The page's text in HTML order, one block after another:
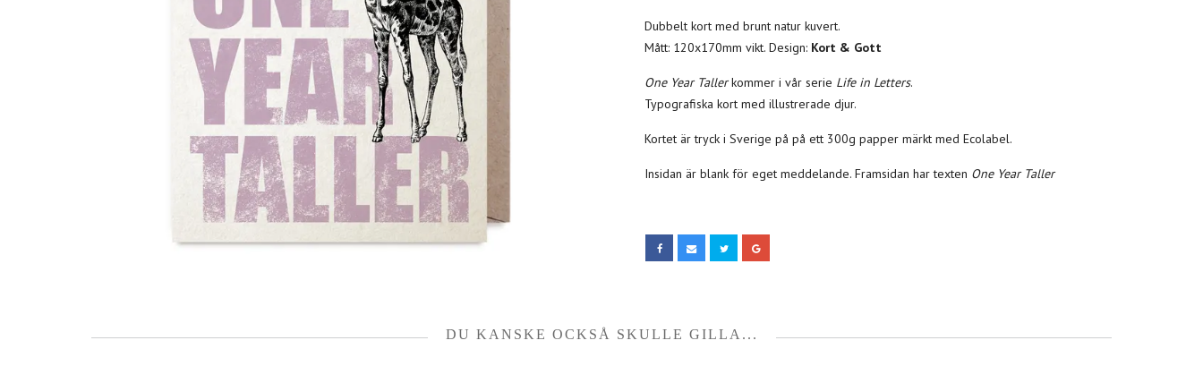
Dubbelt kort med brunt natur kuvert.
Mått: 120x170mm vikt. Design: Kort & Gott
One Year Tallerkommer i vår serie Life in Letters.
Typografiska kort med illustrerade djur.
Kortet är tryck i Sverige på på ett 300g papper märkt med Ecolabel.
Insidan är blank för eget meddelande. Framsidan har texten One Year Taller
DU KANSKE OCKSÅ SKULLE GILLA...